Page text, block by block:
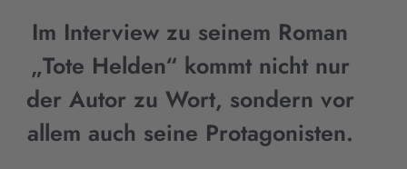
Im Interview zu seinem Roman
„Tote Helden“ kommt nicht nur
der Autor zu Wort, sondern vor
allem auch seine Protagonisten.